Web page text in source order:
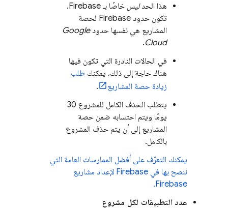
هذا الحدليس
خاصًا بـ Firebase.
تكون حدود Firebase لحصة
المشاريع هي نفسها حدودGoogle
Cloud
.
في الحالات النادرة التي تكون فيها
هناك حاجة إلى ذلك، يمكنك طلب
زيادة حصة المشاريع
.
يتطلب الحذف الكامل للمشروع 30
يومًا ويتم احتسابه ضمن حصة
المشاريع إلى أن يتم حذف المشروع
بالكامل.
يمكنك التعرّف على أفضل الممارسات العامة التي
ننصح بها في Firebase لإعداد مشاريع
Firebase.
عدد التطبيقات لكل مشروع